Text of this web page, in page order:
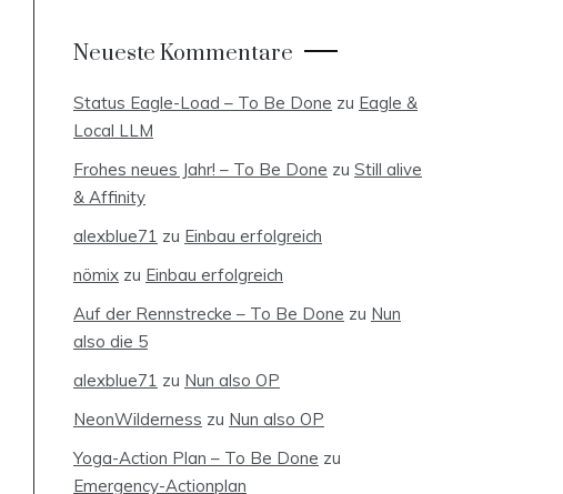
Neueste Kommentare
Status Eagle-Load – To Be Done zu Eagle &
Local LLM
Frohes neues Jahr! – To Be Done zu Still alive
& Affinity
alexblue71 zu Einbau erfolgreich
nömix zu Einbau erfolgreich
Auf der Rennstrecke – To Be Done zu Nun
also die 5
alexblue71 zu Nun also OP
NeonWilderness zu Nun also OP
Yoga-Action Plan – To Be Done zu
Emergency-Actionplan